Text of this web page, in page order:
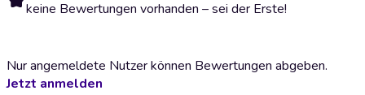
keine Bewertungen vorhanden – sei der Erste!
Nur angemeldete Nutzer können Bewertungen abgeben.
Jetzt anmelden